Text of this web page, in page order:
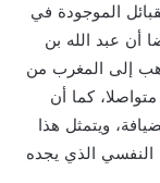
الموجودة في
أن عبد الله بن
إلى المغرب من
كما أن
ويتمثل هذا
النفسي الذي يجده